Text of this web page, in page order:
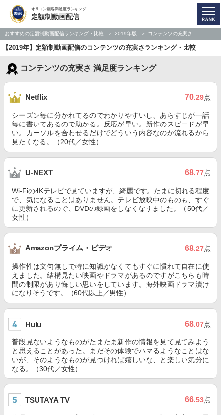
オリコン顧客満足度ランキング
定額制動画配信
おすすめの定額制動画配信ランキング・比較 2019年版 コンテンツの充実さ
【2019年】定額制動画配信のコンテンツの充実さランキング・比較
コンテンツの充実さ 満足度ランキング
Netflix 70.29点
シーズン毎に分かれてるのでわかりやすいし、あらすじが一話
毎に書いてあるので助かる。反応が早い。新作のスピードが早
い。カーソルを合わせるだけでどういう内容なのか流れるから
見たくなる。（20代／女性）
U-NEXT 68.77点
Wi-Fiの4Kテレビで見ていますが、綺麗です。たまに切れる程度
で、気になることはありません。テレビ放映中のものも、すぐ
に更新されるので、DVDの録画をしなくなりました。（50代／
女性）
Amazonプライム・ビデオ 68.27点
操作性は文句無しで特に知識がなくてもすぐに慣れて自在に使
えました。結構見たい映画やドラマがあるのですがこちらも時
間の制限があり悔しい思いをしています。海外映画ドラマ漬け
になりそうです。（60代以上／男性）
Hulu 68.07点
普段見ないようなものがたまたま新作の情報を見て見てみよう
と思えることがあった。まだその体験でハマるようなことはな
いが、そのようなものが見つければ嬉しいな、と楽しい気分に
なる。（30代／女性）
TSUTAYA TV 66.53点